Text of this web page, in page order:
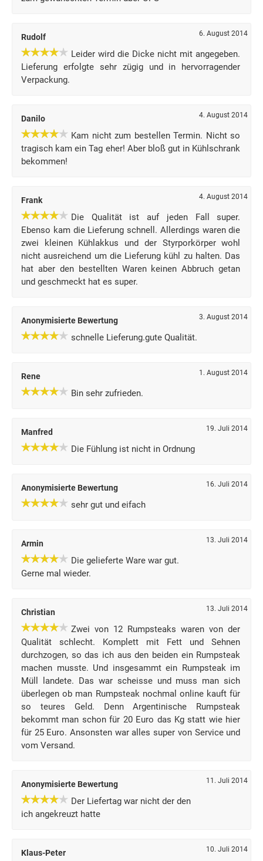
Rudolf 6. August 2014
Leider wird die Dicke nicht mit angegeben.
Lieferung erfolgte sehr zügig und in hervorragender
Verpackung.
Danilo 4. August 2014
Kam nicht zum bestellen Termin. Nicht so
tragisch kam ein Tag eher! Aber bloß gut in Kühlschrank
bekommen!
Frank 4. August 2014
Die Qualität ist auf jeden Fall super.
Ebenso kam die Lieferung schnell. Allerdings waren die
zwei kleinen Kühlakkus und der Styrporkörper wohl
nicht ausreichend um die Lieferung kühl zu halten. Das
hat aber den bestellten Waren keinen Abbruch getan
und geschmeckt hat es super.
Anonymisierte Bewertung 3. August 2014
schnelle Lieferung.gute Qualität.
Rene 1. August 2014
Bin sehr zufrieden.
Manfred 19. Juli 2014
Die Fühlung ist nicht in Ordnung
Anonymisierte Bewertung 16. Juli 2014
sehr gut und eifach
Armin 13. Juli 2014
Die gelieferte Ware war gut.
Gerne mal wieder.
Christian 13. Juli 2014
Zwei von 12 Rumpsteaks waren von der
Qualität schlecht. Komplett mit Fett und Sehnen
durchzogen, so das ich aus den beiden ein Rumpsteak
machen musste. Und insgesammt ein Rumpsteak im
Müll landete. Das war scheisse und muss man sich
überlegen ob man Rumpsteak nochmal online kauft für
so teures Geld. Denn Argentinische Rumpsteak
bekommt man schon für 20 Euro das Kg statt wie hier
für 25 Euro. Ansonsten war alles super von Service und
vom Versand.
Anonymisierte Bewertung 11. Juli 2014
Der Liefertag war nicht der den
ich angekreuzt hatte
Klaus-Peter 10. Juli 2014